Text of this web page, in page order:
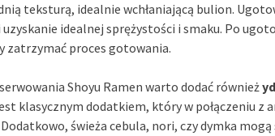
teksturą, idealnie wchłaniającą bulion.
idealnej sprężystości i smaku. Po
zatrzymać proces gotowania.
Shoyu Ramen warto dodać również
klasycznym dodatkiem, który w połączeniu
świeża cebula, nori, czy dymka